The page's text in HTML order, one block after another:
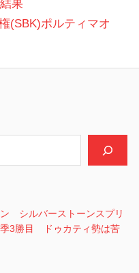
果
(SBK)ポルティマオ
シルバーストーンスプリ
季3勝目 ドゥカティ勢は苦